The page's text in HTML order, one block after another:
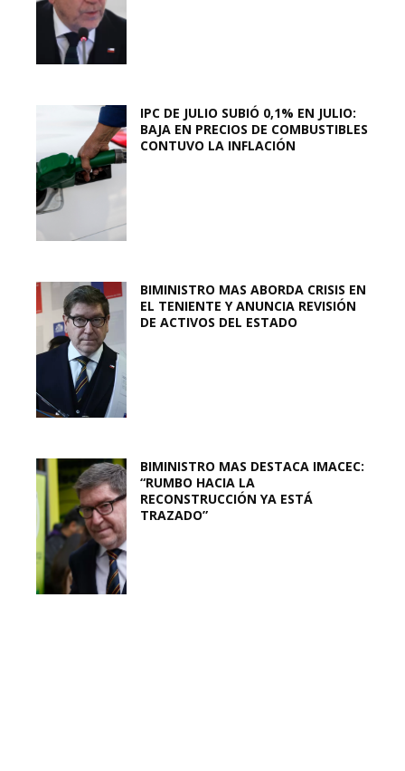
IPC DE JULIO SUBIÓ 0,1% EN JULIO:
BAJA EN PRECIOS DE COMBUSTIBLES
CONTUVO LA INFLACIÓN
BIMINISTRO MAS ABORDA CRISIS EN
EL TENIENTE Y ANUNCIA REVISIÓN
DE ACTIVOS DEL ESTADO
BIMINISTRO MAS DESTACA IMACEC:
“RUMBO HACIA LA
RECONSTRUCCIÓN YA ESTÁ
TRAZADO”